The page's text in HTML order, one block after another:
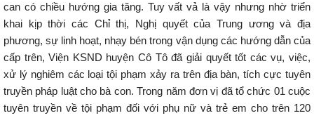
can có chiều hướng gia tăng. Tuy vất vả là vậy nhưng nhờ triển
khai kịp thời các Chỉ thị, Nghị quyết của Trung ương và địa
phương, sự linh hoạt, nhạy bén trong vận dụng các hướng dẫn của
cấp trên, Viện KSND huyện Cô Tô đã giải quyết tốt các vụ, việc,
xử lý nghiêm các loại tội phạm xảy ra trên địa bàn, tích cực tuyên
truyền pháp luật cho bà con. Trong năm đơn vị đã tổ chức 01 cuộc
tuyên truyền về tội phạm đối với phụ nữ và trẻ em cho trên 120